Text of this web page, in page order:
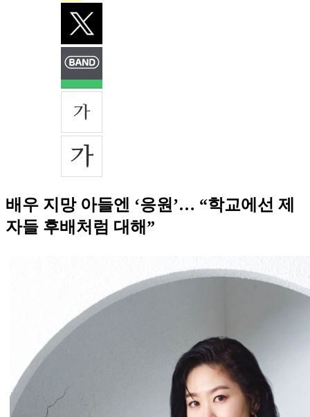
배우 지망 아들엔 ‘응원’… “학교에선 제
자들 후배처럼 대해”